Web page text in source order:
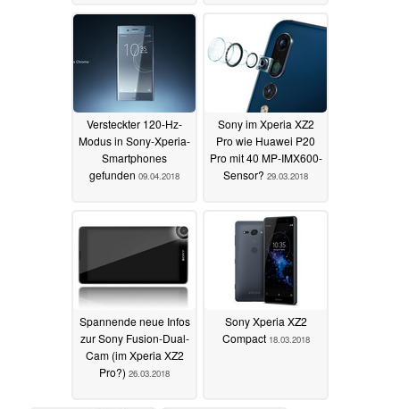
Versteckter 120-Hz-
Modus in Sony-Xperia-
Smartphones
gefunden 09.04.2018
Sony im Xperia XZ2
Pro wie Huawei P20
Pro mit 40 MP-IMX600-
Sensor? 29.03.2018
Spannende neue Infos
zur Sony Fusion-Dual-
Cam (im Xperia XZ2
Pro?) 26.03.2018
Sony Xperia XZ2
Compact 18.03.2018